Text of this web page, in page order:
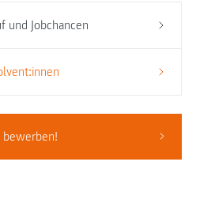
und Jobchancen
bewerben!